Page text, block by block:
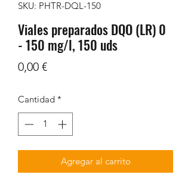
SKU: PHTR-DQL-150
Viales preparados DQO (LR) 0
- 150 mg/l, 150 uds
0,00 €Precio
Cantidad *
Agregar al carrito